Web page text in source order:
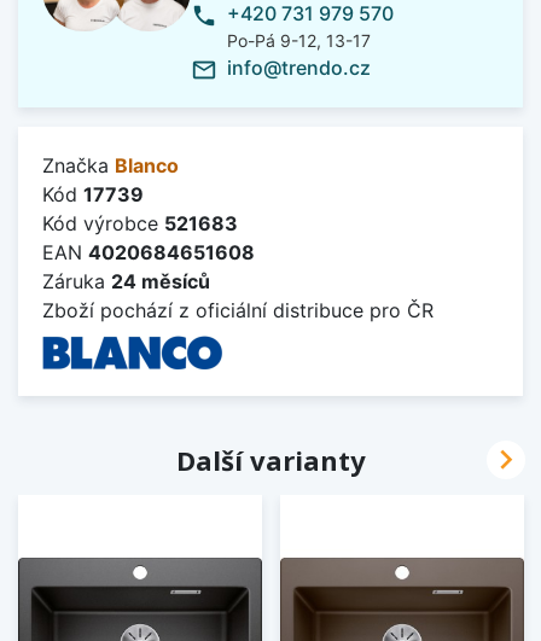
phone +420 731 979 570
Po-Pá 9-12, 13-17
mail_outline info@trendo.cz
Značka Blanco
Kód 17739
Kód výrobce 521683
EAN 4020684651608
Záruka 24 měsíců
Zboží pochází z oficiální distribuce pro ČR
Další varianty 